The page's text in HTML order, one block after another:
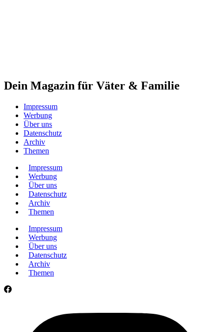
Dein Magazin für Väter & Familie
Impressum
Werbung
Über uns
Datenschutz
Archiv
Themen
Impressum
Werbung
Über uns
Datenschutz
Archiv
Themen
Impressum
Werbung
Über uns
Datenschutz
Archiv
Themen